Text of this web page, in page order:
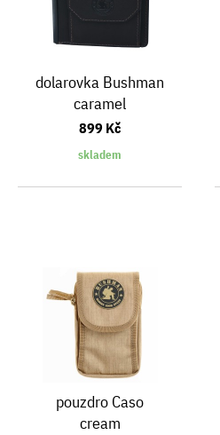
dolarovka Bushman
caramel
899 Kč
skladem
pouzdro Caso
cream